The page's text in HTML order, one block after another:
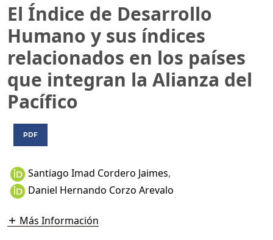
El Índice de Desarrollo
Humano y sus índices
relacionados en los países
que integran la Alianza del
Pacífico
PDF
Santiago Imad Cordero Jaimes,
Daniel Hernando Corzo Arevalo
Más Información